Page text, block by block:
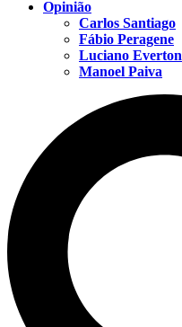
Opinião
Carlos Santiago
Fábio Peragene
Luciano Everton
Manoel Paiva